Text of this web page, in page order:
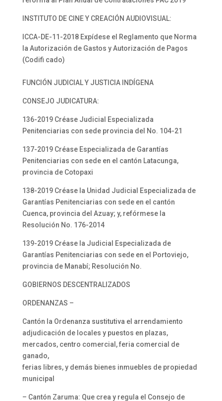
INSTITUTO DE CINE Y CREACIÓN AUDIOVISUAL:
ICCA-DE-11-2018 Expídese el Reglamento que Norma
la Autorización de Gastos y Autorización de Pagos
(Codifi cado)
FUNCIÓN JUDICIAL Y JUSTICIA INDÍGENA
CONSEJO JUDICATURA:
136-2019 Créase Judicial Especializada
Penitenciarias con sede provincia del No. 104-21
137-2019 Créase Especializada de Garantías
Penitenciarias con sede en el cantón Latacunga,
provincia de Cotopaxi
138-2019 Créase la Unidad Judicial Especializada de
Garantías Penitenciarias con sede en el cantón
Cuenca, provincia del Azuay; y, refórmese la
Resolución No. 176-2014
139-2019 Créase la Judicial Especializada de
Garantías Penitenciarias con sede en el Portoviejo,
provincia de Manabí; Resolución No.
GOBIERNOS DESCENTRALIZADOS
ORDENANZAS –
Cantón la Ordenanza sustitutiva el arrendamiento
adjudicación de locales y puestos en plazas,
mercados, centro comercial, feria comercial de
ganado,
ferias libres, y demás bienes inmuebles de propiedad
municipal
– Cantón Zaruma: Que crea y regula el Consejo de